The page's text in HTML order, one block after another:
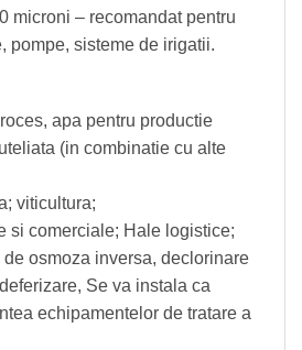
microni – recomandat pentru
pompe, sisteme de irigatii.
apa pentru productie
(in combinatie cu alte
viticultura;
si comerciale; Hale logistice;
de osmoza inversa, declorinare
Se va instala ca
echipamentelor de tratare a